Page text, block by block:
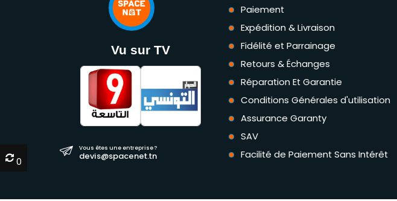
Vu sur TV
Vous êtes une entreprise ?
devis@spacenet.tn
Paiement
Expédition & Livraison
Fidélité et Parrainage
Retours & Échanges
Réparation Et Garantie
Conditions Générales d'utilisation
Assurance Garanty
SAV
Facilité de Paiement Sans Intérêt
0
0